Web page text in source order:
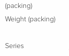
(packing)
Weight (packing)
Series